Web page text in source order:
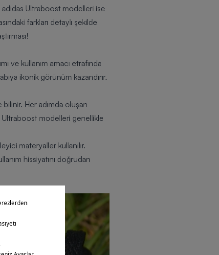
adidas Ultraboost modelleri ise
farkları detaylı şekilde
ve kullanım amacı etrafında
ikonik görünüm kazandırır.
Her adımda oluşan
Ultraboost modelleri genellikle
materyaller kullanılır.
hissiyatını doğrudan